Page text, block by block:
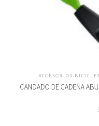
ACCESORIOS
CANDADO DE CADENA